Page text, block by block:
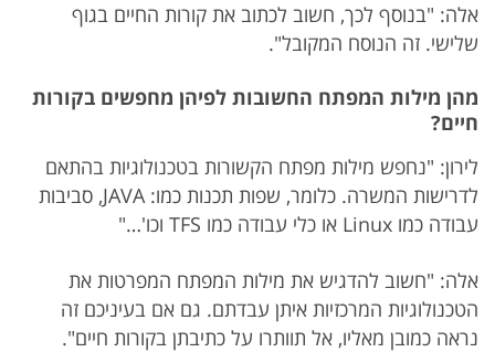
אלה: "בנוסף לכך, חשוב לכתוב את קורות החיים בגוף
שלישי. זה הנוסח המקובל".
מהן מילות המפתח החשובות לפיהן מחפשים בקורות
חיים?
לירון: "נחפש מילות מפתח הקשורות בטכנולוגיות בהתאם
לדרישות המשרה. כלומר, שפות תכנות כמו: JAVA, סביבות
עבודה כמו Linux או כלי עבודה כמו TFS וכו'…"
אלה: "חשוב להדגיש את מילות המפתח המפרטות את
הטכנולוגיות המרכזיות איתן עבדתם. גם אם בעיניכם זה
נראה כמובן מאליו, אל תוותרו על כתיבתן בקורות חיים".